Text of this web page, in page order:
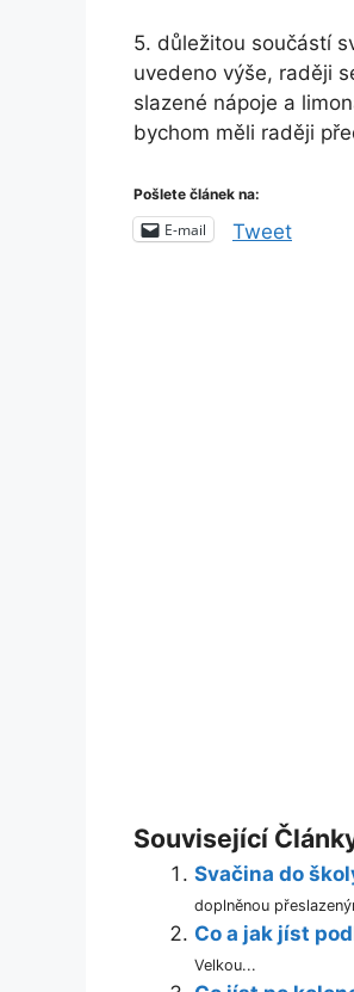
5. důležitou součástí
uvedeno výše, raději
slazené nápoje a
bychom měli raději
Pošlete článek na:
E-mail Tweet
Související
Svačina do
doplněnou
Co a jak jíst
Velkou...